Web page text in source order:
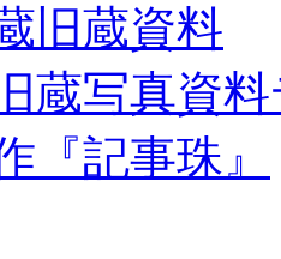
旧蔵資料
蔵写真資
『記事珠』